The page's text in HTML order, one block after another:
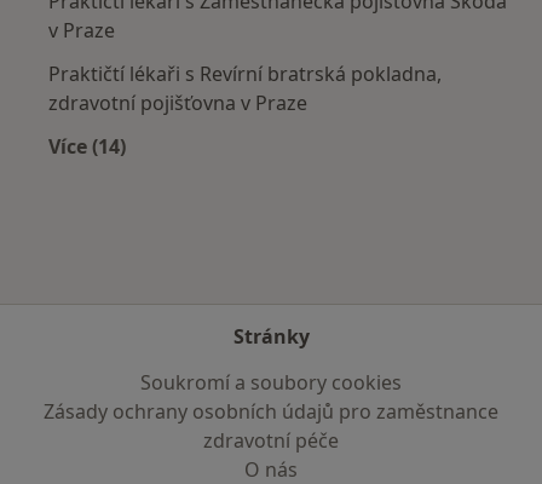
v Praze
Praktičtí lékaři s Revírní bratrská pokladna,
zdravotní pojišťovna v Praze
Více (14)
Stránky
Soukromí a soubory cookies
Zásady ochrany osobních údajů pro zaměstnance
zdravotní péče
O nás